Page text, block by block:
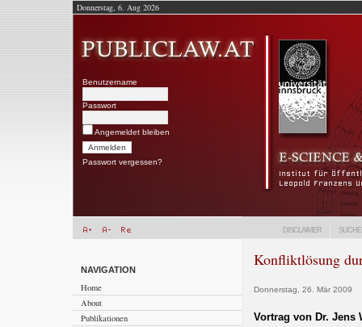
Donnerstag, 6. Aug 2026
Benutzername
Passwort
Angemeldet bleiben
Passwort vergessen?
DISCLAIMER SUCHE
NAVIGATION
Home
About
Publikationen
Konfliktlösung
Donnerstag, 26. Mär 2009
Vortrag von Dr. Jens